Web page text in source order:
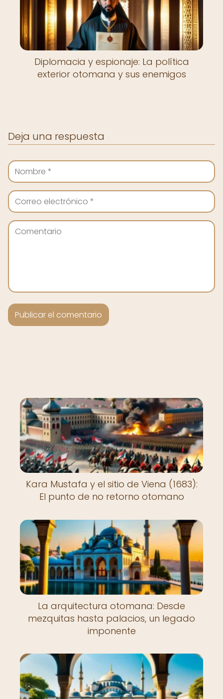
Diplomacia y espionaje: La política
exterior otomana y sus enemigos
Deja una respuesta
Kara Mustafa y el sitio de Viena (1683):
El punto de no retorno otomano
La arquitectura otomana: Desde
mezquitas hasta palacios, un legado
imponente